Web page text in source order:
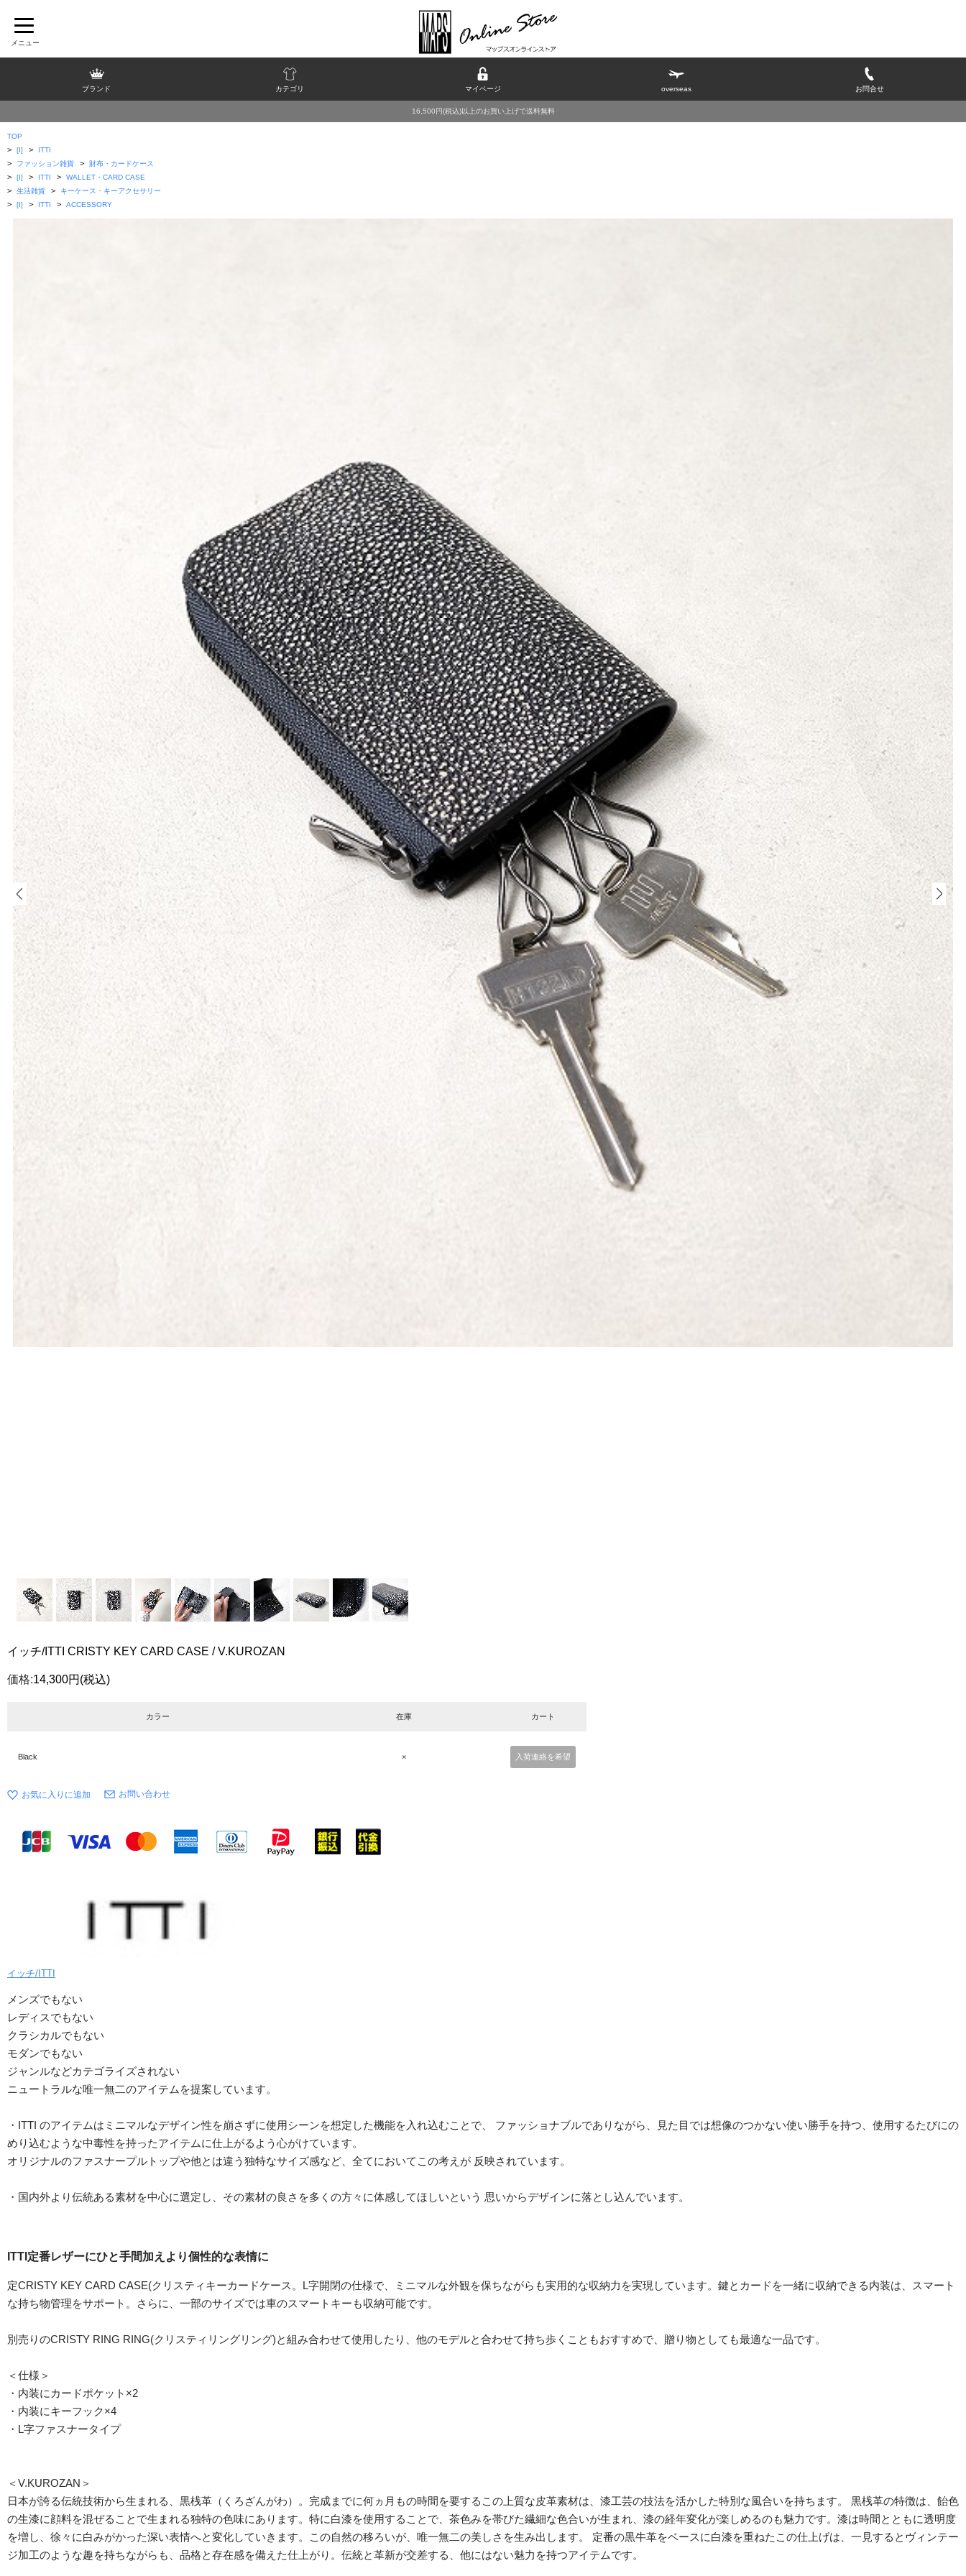
ブランド カテゴリ マイページ overseas お問合せ
16,500円(税込)以上のお買い上げで送料無料
TOP
> [I] > ITTI
> ファッション雑貨 > 財布・カードケース
> [I] > ITTI > WALLET・CARD CASE
> 生活雑貨 > キーケース・キーアクセサリー
> [I] > ITTI > ACCESSORY
イッチ/ITTI CRISTY KEY CARD CASE / V.KUROZAN
価格:14,300円 (税込)
カラー 在庫 カート
Black × 入荷連絡を希望
お問い合わせ
イッチ/ITTI
メンズでもない
レディスでもない
クラシカルでもない
モダンでもない
ジャンルなどカテゴライズされない
ニュートラルな唯一無二のアイテムを提案しています。
・ITTI のアイテムはミニマルなデザイン性を崩さずに使用シーンを想定した機能を入れ込むことで、 ファッショナブルでありながら、見た目では想像のつかない使い勝手を持つ、使用するたびにの
めり込むような中毒性を持ったアイテムに仕上がるよう心がけています。
オリジナルのファスナープルトップや他とは違う独特なサイズ感など、全てにおいてこの考えが 反映されています。
・国内外より伝統ある素材を中心に選定し、その素材の良さを多くの方々に体感してほしいという 思いからデザインに落とし込んでいます。
ITTI定番レザーにひと手間加えより個性的な表情に
定CRISTY KEY CARD CASE(クリスティキーカードケース。L字開閉の仕様で、ミニマルな外観を保ちながらも実用的な収納力を実現しています。鍵とカードを一緒に収納できる内装は、スマート
な持ち物管理をサポート。さらに、一部のサイズでは車のスマートキーも収納可能です。
別売りのCRISTY RING RING(クリスティリングリング)と組み合わせて使用したり、他のモデルと合わせて持ち歩くこともおすすめで、贈り物としても最適な一品です。
＜仕様＞
・内装にカードポケット×2
・内装にキーフック×4
・L字ファスナータイプ
＜V.KUROZAN＞
日本が誇る伝統技術から生まれる、黒桟革（くろざんがわ）。完成までに何ヵ月もの時間を要するこの上質な皮革素材は、漆工芸の技法を活かした特別な風合いを持ちます。 黒桟革の特徴は、飴色
の生漆に顔料を混ぜることで生まれる独特の色味にあります。特に白漆を使用することで、茶色みを帯びた繊細な色合いが生まれ、漆の経年変化が楽しめるのも魅力です。漆は時間とともに透明度
を増し、徐々に白みがかった深い表情へと変化していきます。この自然の移ろいが、唯一無二の美しさを生み出します。 定番の黒牛革をベースに白漆を重ねたこの仕上げは、一見するとヴィンテー
ジ加工のような趣を持ちながらも、品格と存在感を備えた仕上がり。伝統と革新が交差する、他にはない魅力を持つアイテムです。